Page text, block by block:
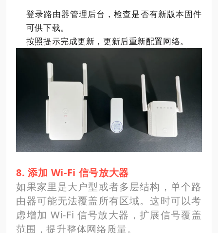
登录路由器管理后台，检查是否有新版本固件
可供下载。
按照提示完成更新，更新后重新配置网络。
8. 添加 Wi-Fi 信号放大器
如果家里是大户型或者多层结构，单个路
由器可能无法覆盖所有区域。这时可以考
虑增加 Wi-Fi 信号放大器，扩展信号覆盖
范围，提升整体网络质量。